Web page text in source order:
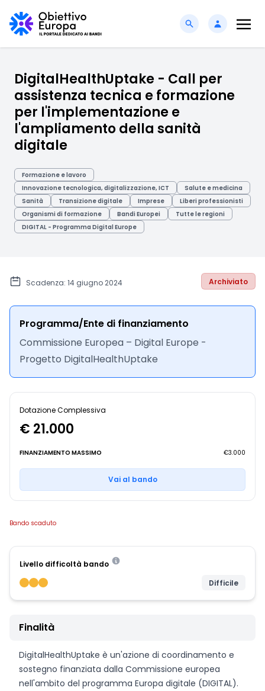
DigitalHealthUptake - Call per
assistenza tecnica e formazione
per l'implementazione e
l'ampliamento della sanità
digitale
Formazione e lavoro
Innovazione tecnologica, digitalizzazione, ICT
Salute e medicina
Sanità
Transizione digitale Imprese
Liberi professionisti
Organismi di formazione
Bandi Europei
Tutte le regioni
DIGITAL - Programma Digital Europe
Scadenza: 14 giugno 2024 Archiviato
Programma/Ente di finanziamento
Commissione Europea – Digital Europe -
Progetto DigitalHealthUptake
Dotazione Complessiva
€ 21.000
FINANZIAMENTO MASSIMO €3.000
Vai al bando
Bando scaduto
Livello difficoltà bando
Difficile
Finalità
DigitalHealthUptake è un'azione di coordinamento e
sostegno finanziata dalla Commissione europea
nell'ambito del programma Europa digitale (DIGITAL).